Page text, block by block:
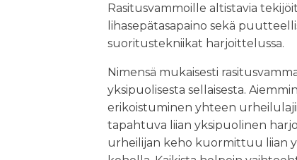
Rasitusvammoille altistavia
lihasepätasapaino sekä
suoritustekniikat harjoittelussa.
Nimensä mukaisesti
yksipuolisesta sellaisesta.
erikoistuminen yhteen
tapahtuva liian yksipuolinen
urheilijan keho kuormittuu liian